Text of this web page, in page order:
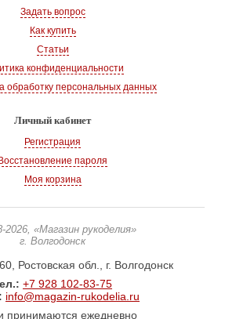
Задать вопрос
Как купить
Статьи
конфиденциальности
обработку персональных данных
Личный кабинет
Регистрация
Восстановление пароля
Моя корзина
2026, «Магазин рукоделия»
г. Волгодонск
Ростовская обл., г. Волгодонск
+7 928 102-83-75
info@magazin-rukodelia.ru
принимаются ежедневно